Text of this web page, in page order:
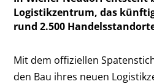
Logistikzentrum, das
rund 2.500
Mit dem offiziellen
den Bau ihres neuen